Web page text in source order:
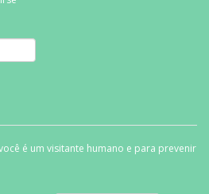
é um visitante humano e para prevenir